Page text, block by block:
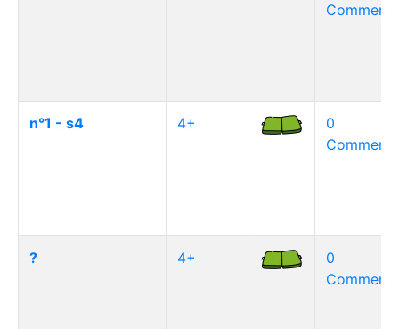
n°1 - s4 4+
0
? 4+
0